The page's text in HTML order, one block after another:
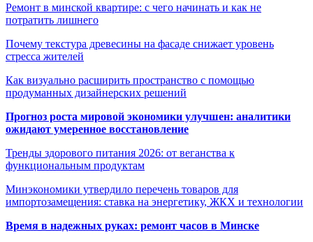
Ремонт в минской квартире: с чего начинать и как не
потратить лишнего
Почему текстура древесины на фасаде снижает уровень
стресса жителей
Как визуально расширить пространство с помощью
продуманных дизайнерских решений
Прогноз роста мировой экономики улучшен: аналитики
ожидают умеренное восстановление
Тренды здорового питания 2026: от веганства к
функциональным продуктам
Минэкономики утвердило перечень товаров для
импортозамещения: ставка на энергетику, ЖКХ и технологии
Время в надежных руках: ремонт часов в Минске